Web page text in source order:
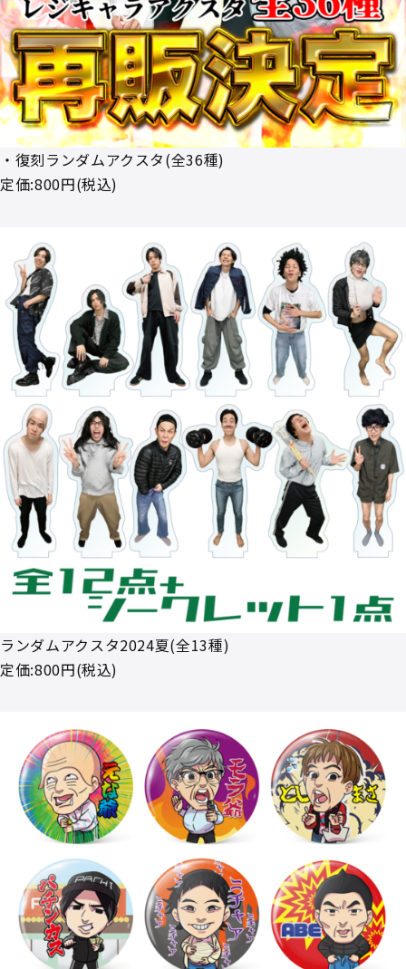
・復刻ランダムアクスタ(全36種)
定価:800円(税込)
ランダムアクスタ2024夏(全13種)
定価:800円(税込)